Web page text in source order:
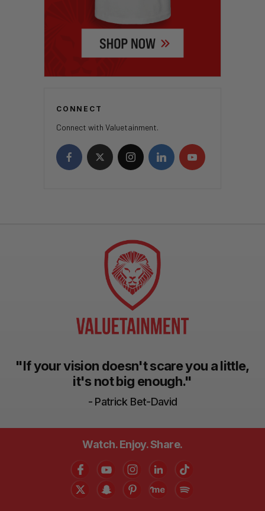
CONNECT
Connect with Valuetainment.
"If your vision doesn't scare you a little,
it's not big enough."
- Patrick Bet-David
Watch. Enjoy. Share.